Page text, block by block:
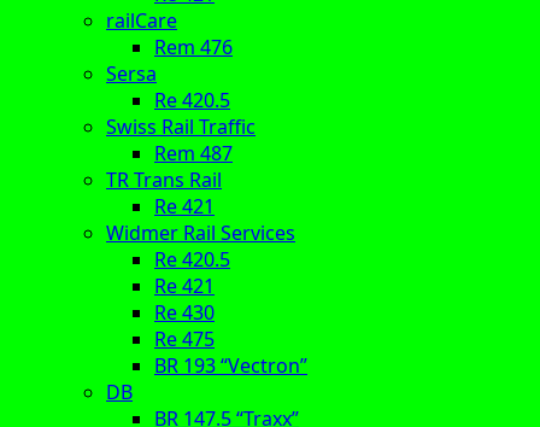
railCare
Rem 476
Sersa
Re 420.5
Swiss Rail Traffic
Rem 487
TR Trans Rail
Re 421
Widmer Rail Services
Re 420.5
Re 421
Re 430
Re 475
BR 193 “Vectron”
DB
BR 147.5 “Traxx”